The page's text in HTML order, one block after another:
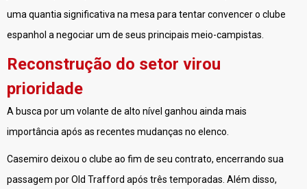
uma quantia significativa na mesa para tentar convencer o clube
espanhol a negociar um de seus principais meio-campistas.
Reconstrução do setor virou
prioridade
A busca por um volante de alto nível ganhou ainda mais
importância após as recentes mudanças no elenco.
Casemiro deixou o clube ao fim de seu contrato, encerrando sua
passagem por Old Trafford após três temporadas. Além disso,